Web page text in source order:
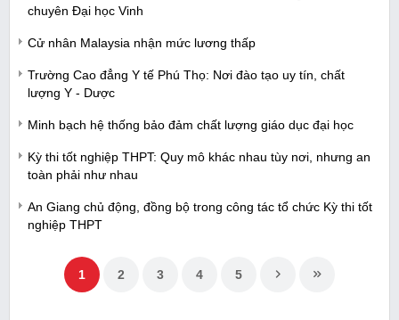
chuyên Đại học Vinh
Cử nhân Malaysia nhận mức lương thấp
Trường Cao đẳng Y tế Phú Thọ: Nơi đào tạo uy tín, chất
lượng Y - Dược
Minh bạch hệ thống bảo đảm chất lượng giáo dục đại học
Kỳ thi tốt nghiệp THPT: Quy mô khác nhau tùy nơi, nhưng an
toàn phải như nhau
An Giang chủ động, đồng bộ trong công tác tổ chức Kỳ thi tốt
nghiệp THPT
1 2 3 4 5